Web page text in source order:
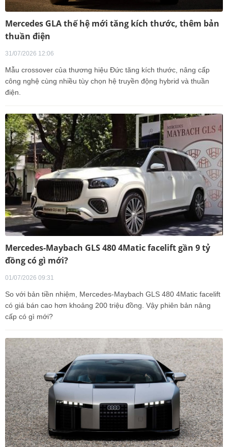
Mercedes GLA thế hệ mới tăng kích thước, thêm bản
thuần điện
31/07/2026 12:06
Mẫu crossover của thương hiệu Đức tăng kích thước, nâng cấp
công nghệ cùng nhiều tùy chọn hệ truyền động hybrid và thuần
điện.
Mercedes-Maybach GLS 480 4Matic facelift gần 9 tỷ
đồng có gì mới?
01/07/2026 09:31
So với bản tiền nhiệm, Mercedes-Maybach GLS 480 4Matic facelift
có giá bán cao hơn khoảng 200 triệu đồng. Vậy phiên bản nâng
cấp có gì mới?